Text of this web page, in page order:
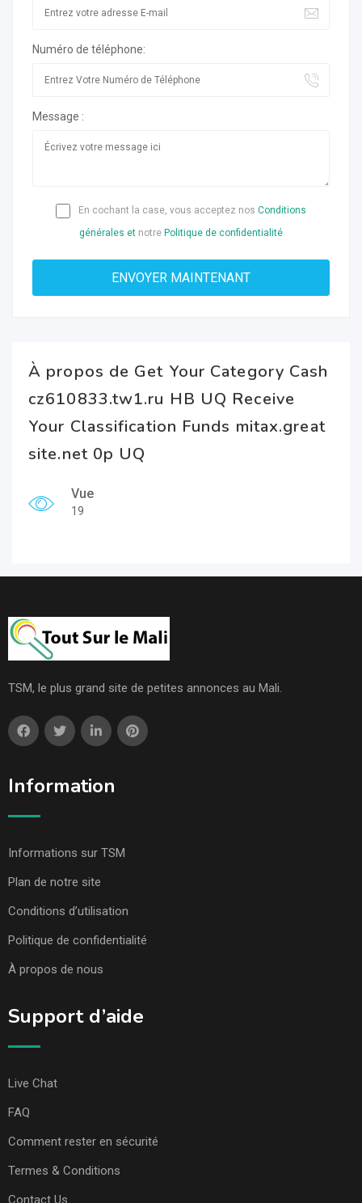
Numéro de téléphone:
Message :
En cochant la case, vous acceptez nos Conditions
générales et notre Politique de confidentialité
À propos de Get Your Category Cash
cz610833.tw1.ru HB UQ Receive
Your Classification Funds mitax.great
site.net 0p UQ
Vue
19
TSM, le plus grand site de petites annonces au Mali.
Information
Informations sur TSM
Plan de notre site
Conditions d’utilisation
Politique de confidentialité
À propos de nous
Support d’aide
Live Chat
FAQ
Comment rester en sécurité
Termes & Conditions
Contact Us